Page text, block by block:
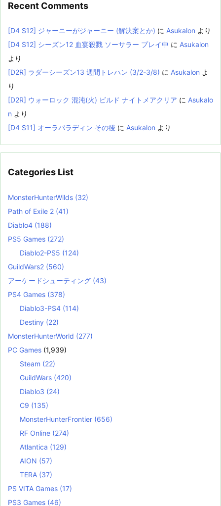
Recent Comments
[D4 S12] ジャーニーがジャーニー (解決案とか) に Asukalon より
[D4 S12] シーズン12 血宴殺戮 ソーサラー プレイ中 に Asukalon
より
[D2R] ラダーシーズン13 週間トレハン (3/2-3/8) に Asukalon よ
り
[D2R] ウォーロック 混沌(火) ビルド ナイトメアクリア に Asukalo
n より
[D4 S11] オーラパラディン その後 に Asukalon より
Categories List
MonsterHunterWilds (32)
Path of Exile 2 (41)
Diablo4 (188)
PS5 Games (272)
Diablo2-PS5 (124)
GuildWars2 (560)
アーケードシューティング (43)
PS4 Games (378)
Diablo3-PS4 (114)
Destiny (22)
MonsterHunterWorld (277)
PC Games (1,939)
Steam (22)
GuildWars (420)
Diablo3 (24)
C9 (135)
MonsterHunterFrontier (656)
RF Online (274)
Atlantica (129)
AION (57)
TERA (37)
PS VITA Games (17)
PS3 Games (46)